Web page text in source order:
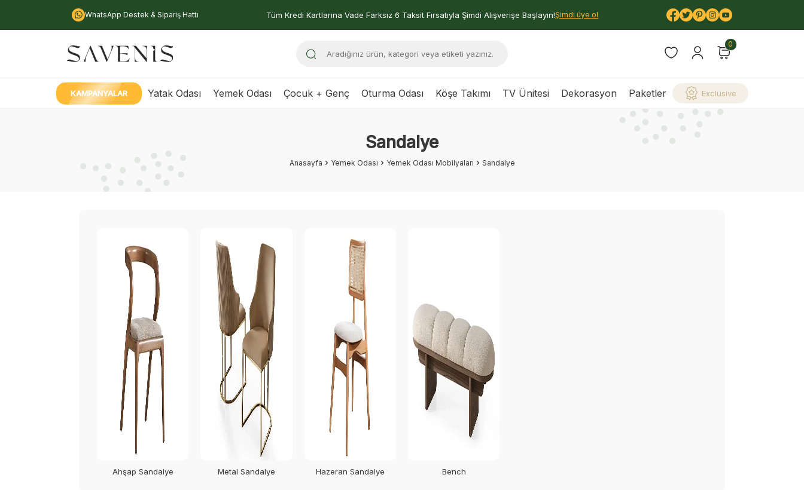
WhatsApp Destek & Sipariş Hattı Tüm Kredi Kartlarına Vade Farksız 6 Taksit Fırsatıyla Şimdi Alışverişe Başlayın!Şimdi üye ol
0
KAMPANYALAR Yatak Odası Yemek Odası Çocuk + Genç Oturma Odası Köşe Takımı TV Ünitesi Dekorasyon Paketler Exclusive
Sandalye
Anasayfa Yemek Odası Yemek Odası Mobilyaları Sandalye
Ahşap Sandalye Metal Sandalye Hazeran Sandalye Bench